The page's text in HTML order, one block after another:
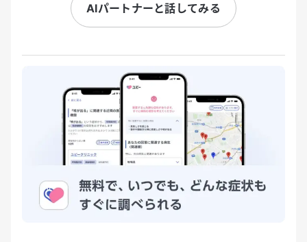
AIパートナーと話してみる